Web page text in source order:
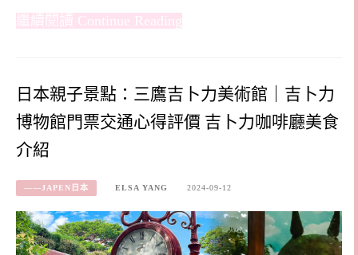
Continue Reading
日本親子景點：三鷹吉卜力美術館｜吉卜力
博物館門票交通心得評價 吉卜力咖啡廳美食
介紹
——JAPEN日本 ELSA YANG 2024-09-12